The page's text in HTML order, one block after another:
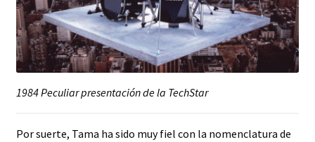
1984 Peculiar presentación de la TechStar
Por suerte, Tama ha sido muy fiel con la nomenclatura de